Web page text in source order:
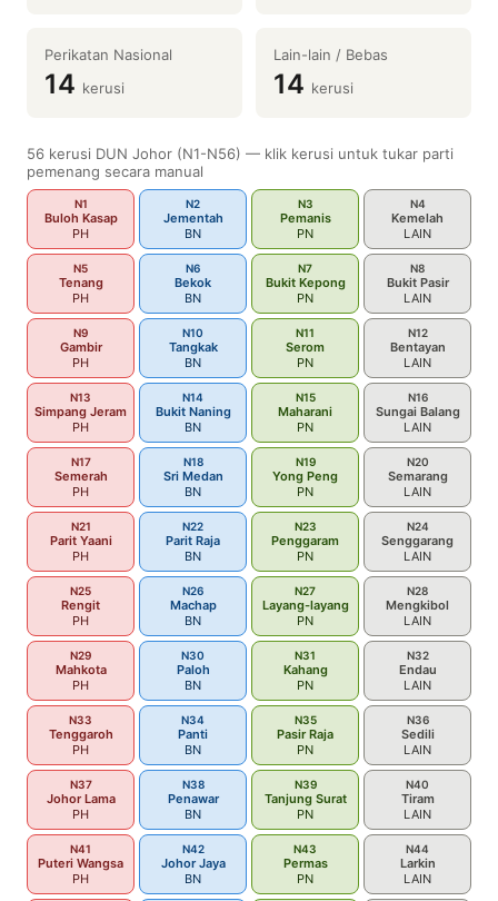
Perikatan Nasional
14 kerusi
Lain-lain / Bebas
14 kerusi
56 kerusi DUN Johor (N1-N56) — klik kerusi untuk tukar parti
pemenang secara manual
N1
Buloh Kasap
PH
N2
Jementah
BN
N3
Pemanis
PN
N4
Kemelah
LAIN
N5
Tenang
PH
N6
Bekok
BN
N7
Bukit Kepong
PN
N8
Bukit Pasir
LAIN
N9
Gambir
PH
N10
Tangkak
BN
N11
Serom
PN
N12
Bentayan
LAIN
N13
Simpang Jeram
PH
N14
Bukit Naning
BN
N15
Maharani
PN
N16
Sungai Balang
LAIN
N17
Semerah
PH
N18
Sri Medan
BN
N19
Yong Peng
PN
N20
Semarang
LAIN
N21
Parit Yaani
PH
N22
Parit Raja
BN
N23
Penggaram
PN
N24
Senggarang
LAIN
N25
Rengit
PH
N26
Machap
BN
N27
Layang-layang
PN
N28
Mengkibol
LAIN
N29
Mahkota
PH
N30
Paloh
BN
N31
Kahang
PN
N32
Endau
LAIN
N33
Tenggaroh
PH
N34
Panti
BN
N35
Pasir Raja
PN
N36
Sedili
LAIN
N37
Johor Lama
PH
N38
Penawar
BN
N39
Tanjung Surat
PN
N40
Tiram
LAIN
N41
Puteri Wangsa
PH
N42
Johor Jaya
BN
N43
Permas
PN
N44
Larkin
LAIN